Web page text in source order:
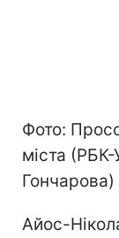
Фото:
міста (РБК-
Гончарова)
Айос-